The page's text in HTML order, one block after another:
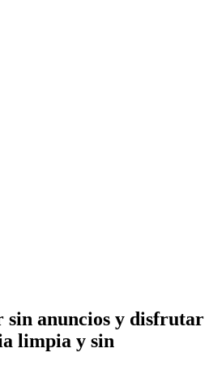
sin anuncios y disfrutar
limpia y sin